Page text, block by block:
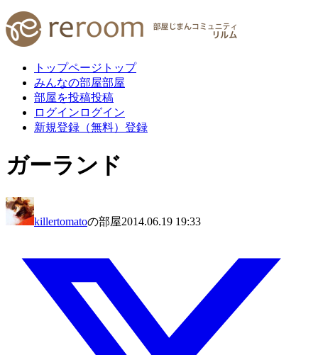
トップページ トップ
みんなの部屋部屋
部屋を投稿投稿
ログイン ログイン
新規登録（無料） 登録
ガーランド
killertomatoの部屋2014.06.19 19:33